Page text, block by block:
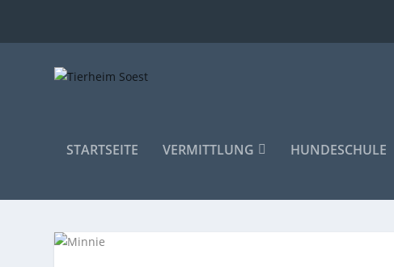
STARTSEITE VERMITTLUNG HUNDESCHULE